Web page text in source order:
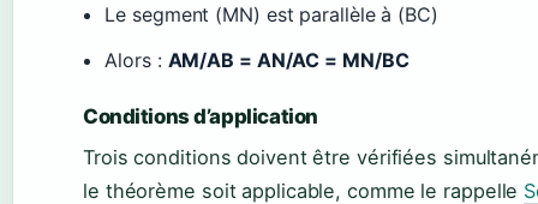
Le segment (MN) est parallèle à (BC)
Alors : AM/AB = AN/AC = MN/BC
Conditions d’application
Trois conditions doivent être vérifiées
le théorème soit applicable, comme le rappelle